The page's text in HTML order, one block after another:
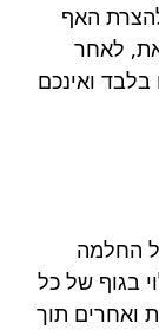
האף
לאחר
ואינכם
החלמה
בגוף של כל
תוך 3 שבועות ואחרים תוך